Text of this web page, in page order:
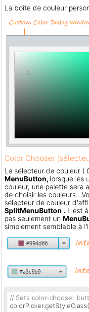
La boîte de couleur
Color Chooser
Le sélecteur de couleur (
MenuButton, lorsque les
couleur, une palette sera
de choisir les couleurs .
sélecteur de couleur
SplitMenuButton . Il est
pas seulement un
simplement semblable à
// Sets color-chooser